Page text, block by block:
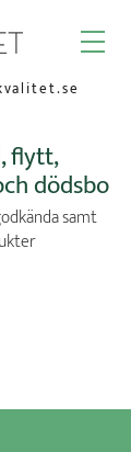
flytt,
dödsbo
samt